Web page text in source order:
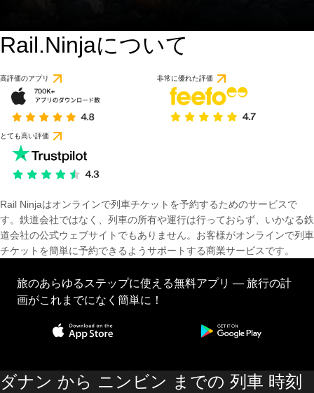
Rail.Ninjaについて
高評価のアプリ 非常に優れた評価
とても高い評価
Rail Ninjaはオンラインで列車チケットを予約するためのサービスで
す。鉄道会社ではなく、列車の所有や運行は行っておらず、いかなる鉄
道会社の公式ウェブサイトでもありません。お客様がオンラインで列車
チケットを簡単に予約できるようサポートする商業サービスです。
旅のあらゆるステップに使える無料アプリ — 旅行の計
画がこれまでになく簡単に！
ダナン から ニンビン までの 列車 時刻